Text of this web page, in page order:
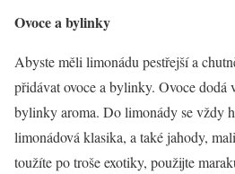
Ovoce a bylinky
Abyste měli limonádu pestřejší a
přidávat ovoce a bylinky. Ovoce dodá
bylinky aroma. Do limonády se vždy
limonádová klasika, a také jahody,
toužíte po troše exotiky, použijte